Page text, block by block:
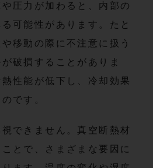
圧力が加わると、内部の
可能性があります。たと
移動の際に不注意に扱う
破損することがありま
性能が低下し、冷却効果
です。
できません。真空断熱材
とで、さまざまな要因に